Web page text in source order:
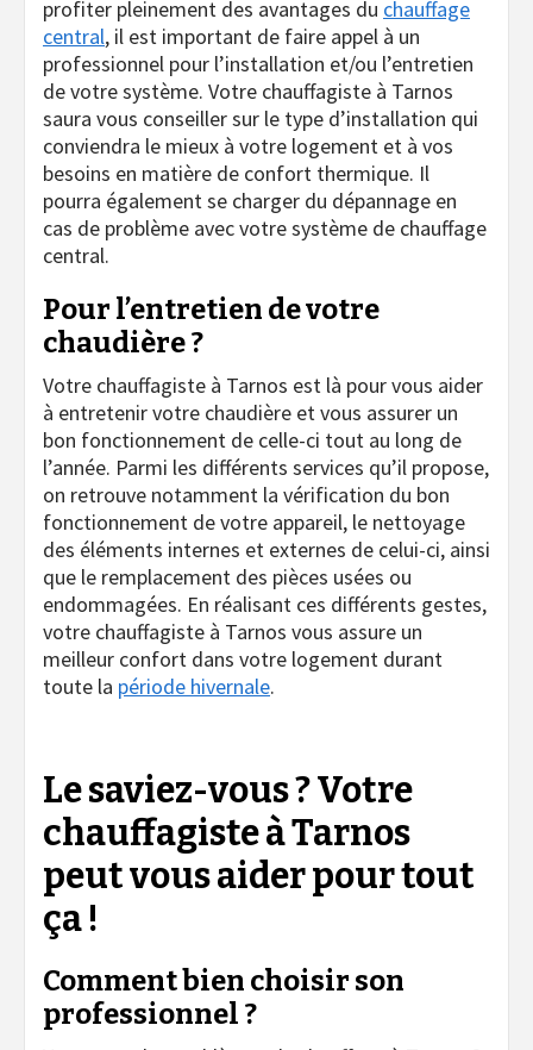
profiter pleinement des avantages du chauffage
central, il est important de faire appel à un
professionnel pour l’installation et/ou l’entretien
de votre système. Votre chauffagiste à Tarnos
saura vous conseiller sur le type d’installation qui
conviendra le mieux à votre logement et à vos
besoins en matière de confort thermique. Il
pourra également se charger du dépannage en
cas de problème avec votre système de chauffage
central.
Pour l’entretien de votre
chaudière ?
Votre chauffagiste à Tarnos est là pour vous aider
à entretenir votre chaudière et vous assurer un
bon fonctionnement de celle-ci tout au long de
l’année. Parmi les différents services qu’il propose,
on retrouve notamment la vérification du bon
fonctionnement de votre appareil, le nettoyage
des éléments internes et externes de celui-ci, ainsi
que le remplacement des pièces usées ou
endommagées. En réalisant ces différents gestes,
votre chauffagiste à Tarnos vous assure un
meilleur confort dans votre logement durant
toute la période hivernale.
Le saviez-vous ? Votre
chauffagiste à Tarnos
peut vous aider pour tout
ça !
Comment bien choisir son
professionnel ?